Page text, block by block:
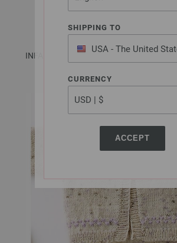
SHIPPING TO
USA - The United
of America
CURRENCY
ACCEPT
WOOL
INFANTI No. 18 - Magasin (DE) +